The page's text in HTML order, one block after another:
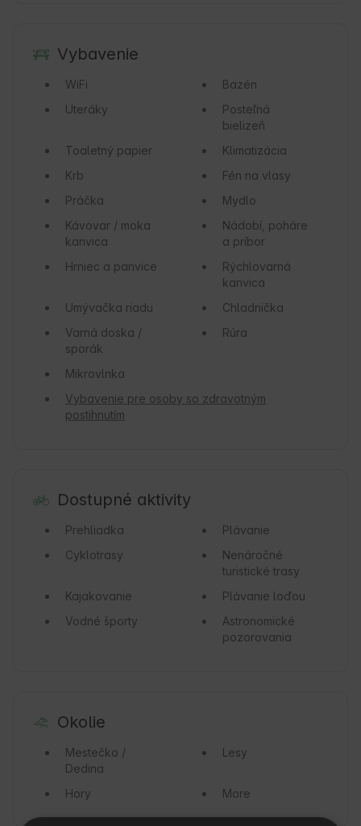
Vybavenie
WiFi
Bazén
Uteráky
Posteľná
bielizeň
Toaletný papier
Klimatizácia
Krb
Fén na vlasy
Práčka
Mydlo
Kávovar / moka
kanvica
Nádobí, poháre
a príbor
Hrniec a panvice
Rýchlovarná
kanvica
Umývačka riadu
Chladnička
Varná doska /
sporák
Rúra
Mikrovlnka
Vybavenie pre osoby so zdravotným
postihnutím
Dostupné aktivity
Prehliadka
Plávanie
Cyklotrasy
Nenáročné
turistické trasy
Kajakovanie
Plávanie loďou
Vodné športy
Astronomické
pozorovania
Okolie
Mestečko /
Dedina
Lesy
Hory More